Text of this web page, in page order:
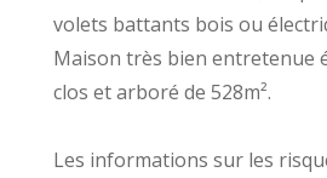
volets battants bois ou
Maison très bien entretenue
clos et arboré de 528m².
Les informations sur les